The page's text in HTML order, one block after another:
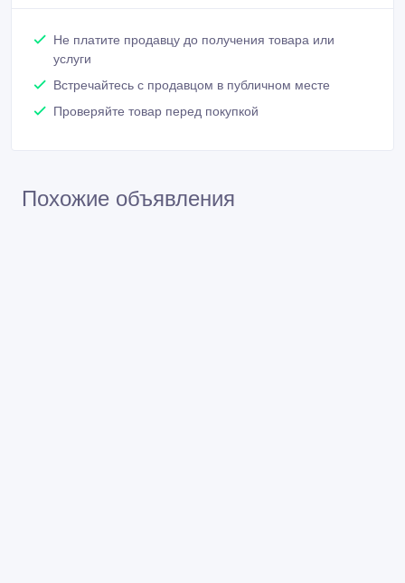
Не платите продавцу до получения товара или
услуги
Встречайтесь с продавцом в публичном месте
Проверяйте товар перед покупкой
Похожие объявления